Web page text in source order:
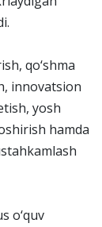
qo‘shma
innovatsion
yosh
hamda
o‘quv